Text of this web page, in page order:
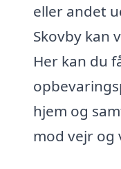
eller andet
Skovby kan
Her kan du
hjem og
mod vejr og